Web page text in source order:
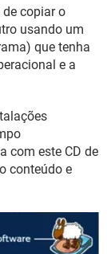
copiar o
usando um
que tenha
e a
com este CD de
conteúdo e